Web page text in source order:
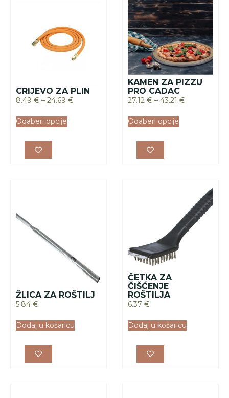
CRIJEVO ZA PLIN
8.49 € – 24.69 €
Odaberi opcije
KAMEN ZA PIZZU
PRO CADAC
27.12 € – 43.21 €
Odaberi opcije
ŽLICA ZA ROŠTILJ
5.84 €
Dodaj u košaricu
ČETKA ZA
ČIŠĆENJE
ROŠTILJA
6.37 €
Dodaj u košaricu